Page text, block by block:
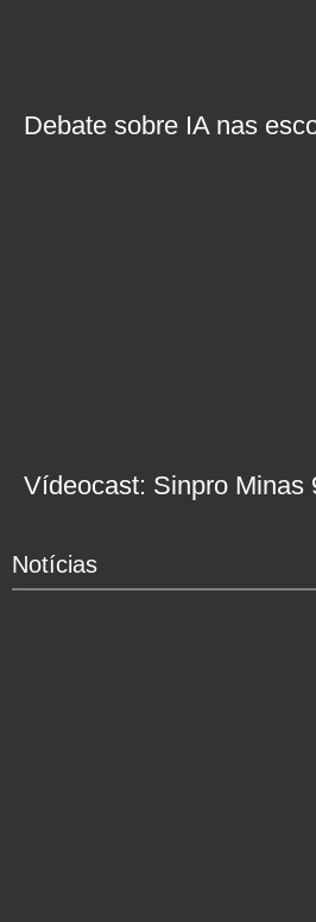
Debate sobre IA nas
Vídeocast: Sinpro Minas
Notícias